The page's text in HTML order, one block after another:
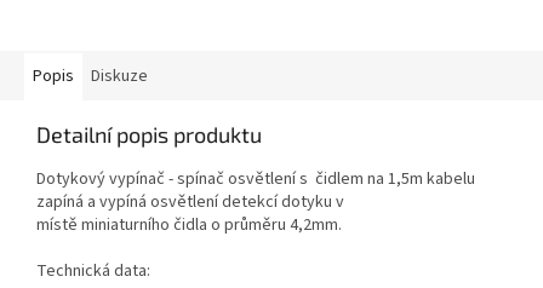
Popis Diskuze
Detailní popis produktu
Dotykový vypínač - spínač osvětlení s čidlem na 1,5m kabelu
zapíná a vypíná osvětlení detekcí dotyku v
místě miniaturního čidla o průměru 4,2mm.
Technická data: